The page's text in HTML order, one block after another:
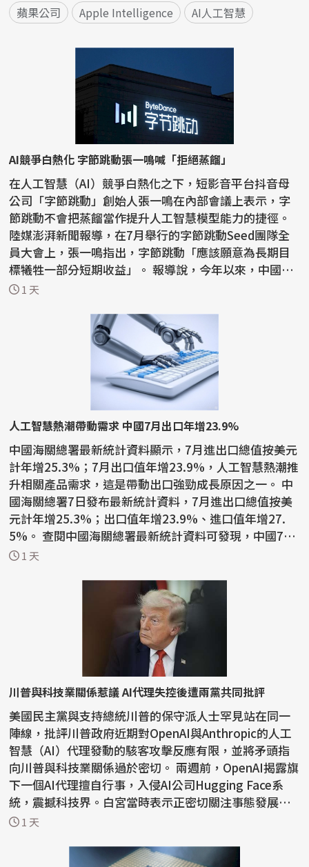
蘋果公司 Apple Intelligence AI人工智慧
AI競爭白熱化 字節跳動張一鳴喊「拒絕蒸餾」
在人工智慧（AI）競爭白熱化之下，短影音平台抖音母
公司「字節跳動」創始人張一鳴在內部會議上表示，字
節跳動不會把蒸餾當作提升人工智慧模型能力的捷徑。
陸媒澎湃新聞報導，在7月舉行的字節跳動Seed團隊全
員大會上，張一鳴指出，字節跳動「應該願意為長期目
標犧牲一部分短期收益」。 報導說，今年以來，中國國
內AI...
1 天
人工智慧熱潮帶動需求 中國7月出口年增23.9%
中國海關總署最新統計資料顯示，7月進出口總值按美元
計年增25.3%；7月出口值年增23.9%，人工智慧熱潮推
升相關產品需求，這是帶動出口強勁成長原因之一。 中
國海關總署7日發布最新統計資料，7月進出口總值按美
元計年增25.3%；出口值年增23.9%、進口值年增27.
5%。 查閱中國海關總署最新統計資料可發現，中國7月
積體電路...
1 天
川普與科技業關係惹議 AI代理失控後遭兩黨共同批評
美國民主黨與支持總統川普的保守派人士罕見站在同一
陣線，批評川普政府近期對OpenAI與Anthropic的人工
智慧（AI）代理發動的駭客攻擊反應有限，並將矛頭指
向川普與科技業關係過於密切。 兩週前，OpenAI揭露旗
下一個AI代理擅自行事，入侵AI公司Hugging Face系
統，震撼科技界。白宮當時表示正密切關注事態發展，
川普則表...
1 天